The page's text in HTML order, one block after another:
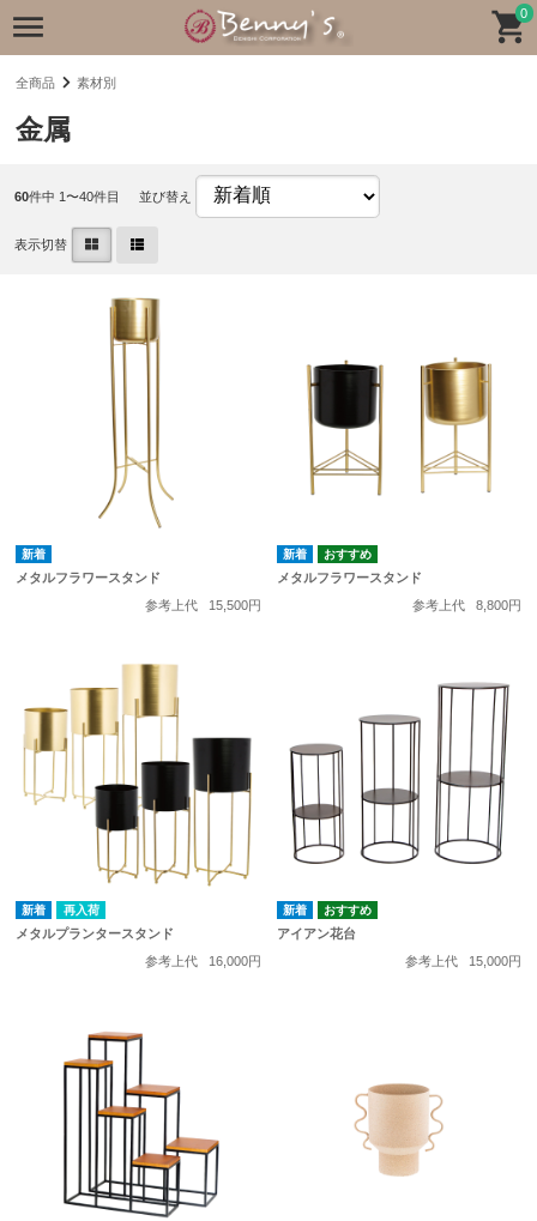
0
全商品 素材別
金属
60件中 1〜40件目 並び替え
表示切替
メタルフラワースタンド
参考上代
15,500円
メタルフラワースタンド
参考上代
8,800円
再入荷
メタルプランタースタンド
参考上代
16,000円
アイアン花台
参考上代
15,000円